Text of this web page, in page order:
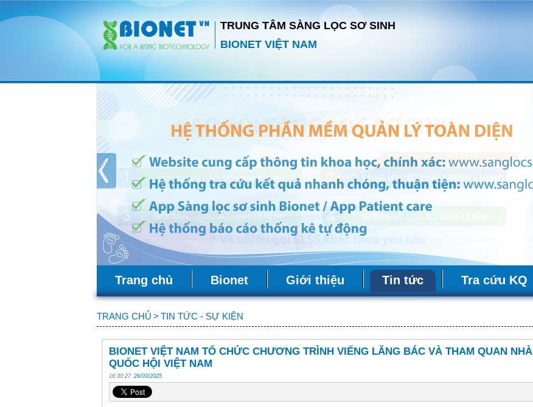
TRUNG TÂM SÀNG LỌC SƠ SINH
BIONET VIỆT NAM
Trang chủ Bionet Giới thiệu Tin tức Tra cứu KQ
TRANG CHỦ > TIN TỨC - SỰ KIỆN
BIONET VIỆT NAM TỔ CHỨC CHƯƠNG TRÌNH VIẾNG LĂNG BÁC VÀ THAM QUAN NHÀ
QUỐC HỘI VIỆT NAM
16:30:27 26/03/2025